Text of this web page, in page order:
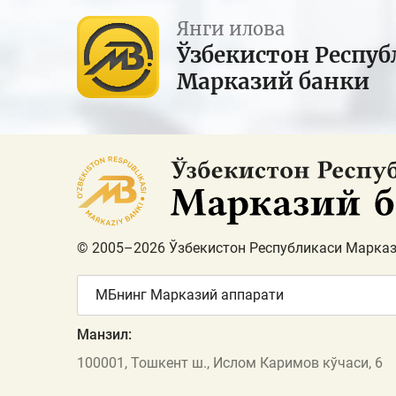
Янги илова
Ўзбекистон
Марказий банки
© 2005–2026 Ўзбекистон Республикаси
МБнинг Марказий аппарати
Манзил:
100001, Тошкент ш., Ислом Каримов кўчаси, 6